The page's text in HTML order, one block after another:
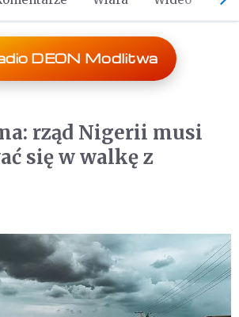
DEON Modlitwa
rząd Nigerii musi
się w walkę z